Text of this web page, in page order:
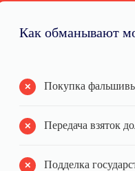
Как обманывают
Покупка
Передача взяток
Подделка